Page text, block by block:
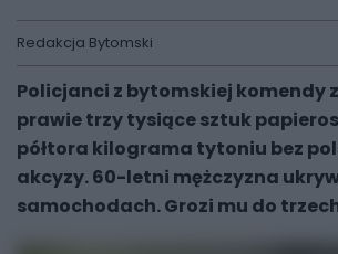
Redakcja Bytomski
Policjanci z bytomskiej komendy
prawie trzy tysiące sztuk
półtora kilograma tytoniu bez
akcyzy. 60-letni mężczyzna
samochodach. Grozi mu do